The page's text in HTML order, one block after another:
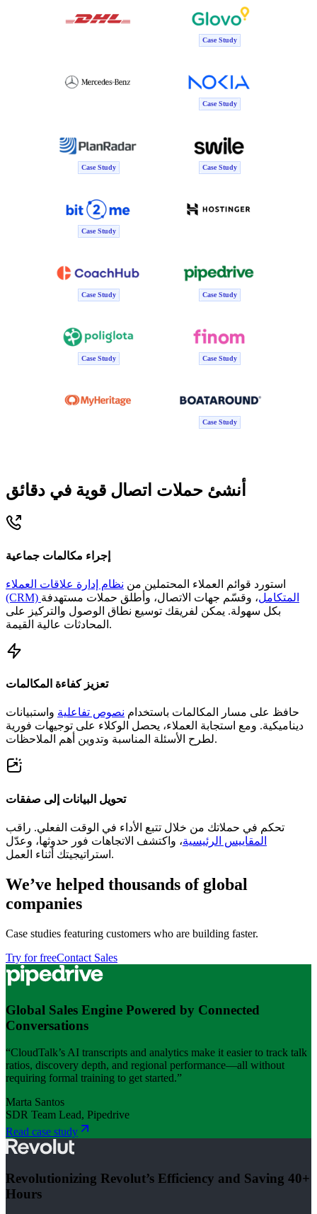
Case Study
Case Study
Case Study Case Study
Case Study
Case Study Case Study
Case Study Case Study
Case Study
أنشئ حملات اتصال قوية في دقائق
إجراء مكالمات جماعية
استورد قوائم العملاء المحتملين من نظام إدارة علاقات العملاء
(CRM) المتكامل، وقسّم جهات الاتصال، وأطلق حملات مستهدفة
بكل سهولة. يمكن لفريقك توسيع نطاق الوصول والتركيز على
المحادثات عالية القيمة.
تعزيز كفاءة المكالمات
حافظ على مسار المكالمات باستخدام نصوص تفاعلية واستبيانات
ديناميكية. ومع استجابة العملاء، يحصل الوكلاء على توجيهات فورية
لطرح الأسئلة المناسبة وتدوين أهم الملاحظات.
تحويل البيانات إلى صفقات
تحكم في حملاتك من خلال تتبع الأداء في الوقت الفعلي. راقب
المقاييس الرئيسية، واكتشف الاتجاهات فور حدوثها، وعدّل
استراتيجيتك أثناء العمل.
We’ve helped thousands of global
companies
Case studies featuring customers who are building faster.
Try for freeContact Sales
Global Sales Engine Powered by Connected
Conversations
“CloudTalk’s AI transcripts and analytics make it easier to track talk
ratios, discovery depth, and regional performance—all without
requiring formal training to get started.”
Marta Santos
SDR Team Lead, Pipedrive
Read case study
Revolutionizing Revolut’s Efficiency and Saving 40+
Hours